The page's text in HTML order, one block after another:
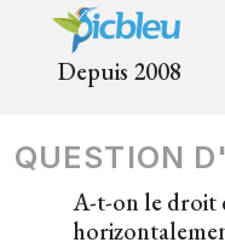
Depuis 2008
QUESTION
A-t-on le droit